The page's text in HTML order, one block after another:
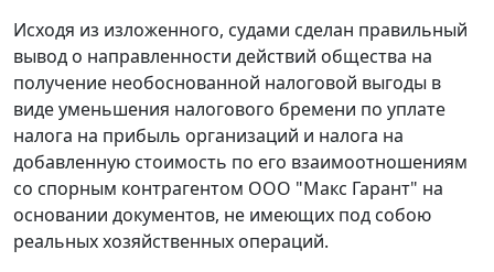
Исходя из изложенного, судами сделан правильный
вывод о направленности действий общества на
получение необоснованной налоговой выгоды в
виде уменьшения налогового бремени по уплате
налога на прибыль организаций и налога на
добавленную стоимость по его взаимоотношениям
со спорным контрагентом ООО "Макс Гарант" на
основании документов, не имеющих под собою
реальных хозяйственных операций.